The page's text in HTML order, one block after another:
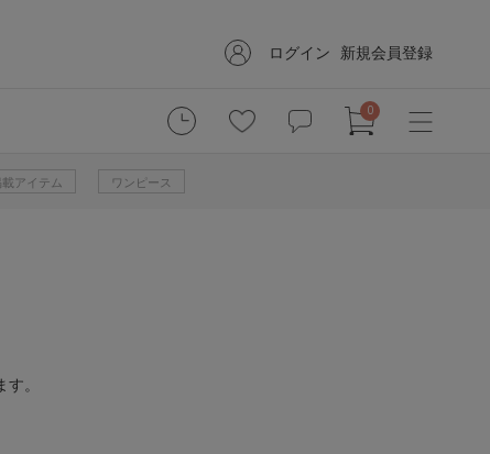
ログイン 新規会員登録
0
アイテム ワンピース
。